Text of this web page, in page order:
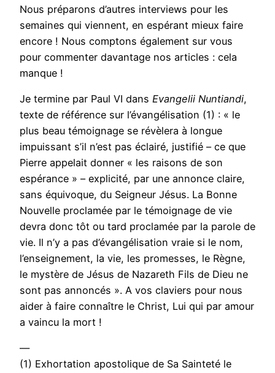
Nous préparons d’autres interviews pour les
semaines qui viennent, en espérant mieux faire
encore ! Nous comptons également sur vous
pour commenter davantage nos articles : cela
manque !
Je termine par Paul VI dans Evangelii Nuntiandi,
texte de référence sur l’évangélisation (1) : « le
plus beau témoignage se révèlera à longue
impuissant s’il n’est pas éclairé, justifié – ce que
Pierre appelait donner « les raisons de son
espérance » – explicité, par une annonce claire,
sans équivoque, du Seigneur Jésus. La Bonne
Nouvelle proclamée par le témoignage de vie
devra donc tôt ou tard proclamée par la parole de
vie. Il n’y a pas d’évangélisation vraie si le nom,
l’enseignement, la vie, les promesses, le Règne,
le mystère de Jésus de Nazareth Fils de Dieu ne
sont pas annoncés ». A vos claviers pour nous
aider à faire connaître le Christ, Lui qui par amour
a vaincu la mort !
—
(1) Exhortation apostolique de Sa Sainteté le